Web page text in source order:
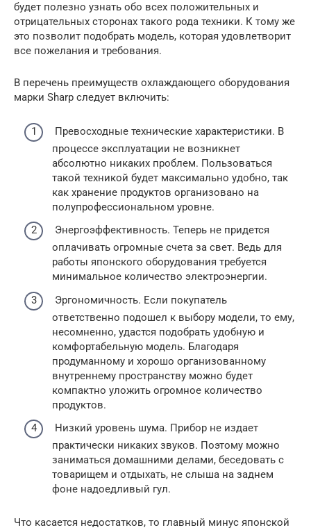
будет полезно узнать обо всех положительных и
отрицательных сторонах такого рода техники. К тому же
это позволит подобрать модель, которая удовлетворит
все пожелания и требования.
В перечень преимуществ охлаждающего оборудования
марки Sharp следует включить:
Превосходные технические характеристики. В
процессе эксплуатации не возникнет
абсолютно никаких проблем. Пользоваться
такой техникой будет максимально удобно, так
как хранение продуктов организовано на
полупрофессиональном уровне.
Энергоэффективность. Теперь не придется
оплачивать огромные счета за свет. Ведь для
работы японского оборудования требуется
минимальное количество электроэнергии.
Эргономичность. Если покупатель
ответственно подошел к выбору модели, то ему,
несомненно, удастся подобрать удобную и
комфортабельную модель. Благодаря
продуманному и хорошо организованному
внутреннему пространству можно будет
компактно уложить огромное количество
продуктов.
Низкий уровень шума. Прибор не издает
практически никаких звуков. Поэтому можно
заниматься домашними делами, беседовать с
товарищем и отдыхать, не слыша на заднем
фоне надоедливый гул.
Что касается недостатков, то главный минус японской